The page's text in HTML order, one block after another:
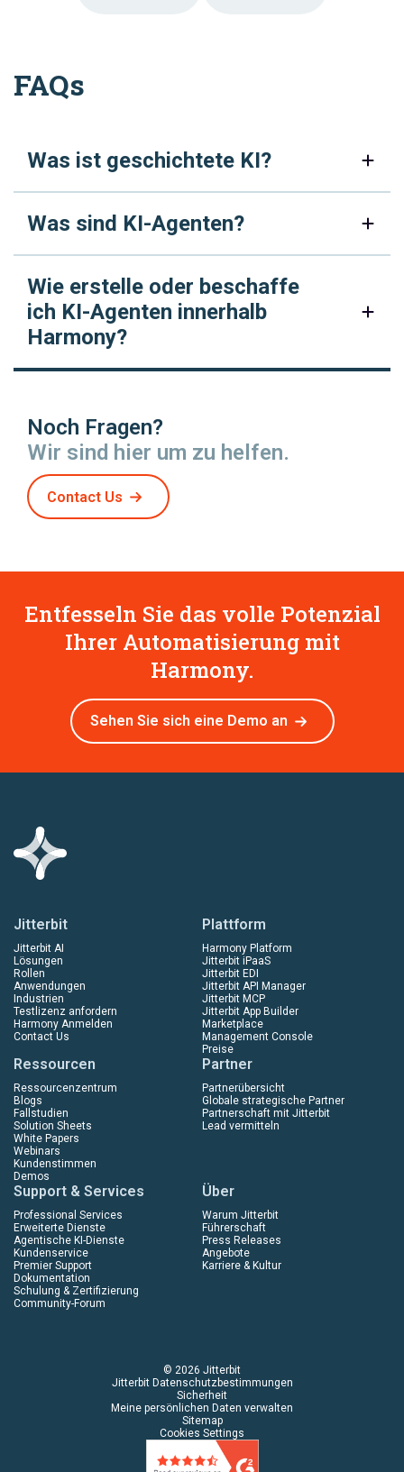
FAQs
Was ist geschichtete KI?
Was sind KI-Agenten?
Wie erstelle oder beschaffe
ich KI-Agenten innerhalb
Harmony?
Noch Fragen?
Wir sind hier um zu helfen.
Contact Us
Entfesseln Sie das volle Potenzial
Ihrer Automatisierung mit
Harmony.
Sehen Sie sich eine Demo an
Jitterbit
Jitterbit AI
Lösungen
Rollen
Anwendungen
Industrien
Testlizenz anfordern
Harmony Anmelden
Contact Us
Plattform
Harmony Platform
Jitterbit iPaaS
Jitterbit EDI
Jitterbit API Manager
Jitterbit MCP
Jitterbit App Builder
Marketplace
Management Console
Preise
Ressourcen
Ressourcenzentrum
Blogs
Fallstudien
Solution Sheets
White Papers
Webinars
Kundenstimmen
Demos
Partner
Partnerübersicht
Globale strategische Partner
Partnerschaft mit Jitterbit
Lead vermitteln
Support & Services
Professional Services
Erweiterte Dienste
Agentische KI-Dienste
Kundenservice
Premier Support
Dokumentation
Schulung & Zertifizierung
Community-Forum
Über
Warum Jitterbit
Führerschaft
Press Releases
Angebote
Karriere & Kultur
© 2026 Jitterbit
Jitterbit Datenschutzbestimmungen
Sicherheit
Meine persönlichen Daten verwalten
Sitemap
Cookies Settings